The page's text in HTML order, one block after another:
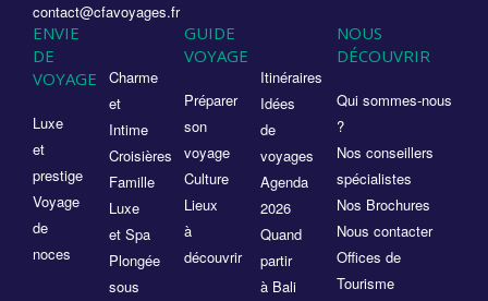
contact@cfavoyages.fr
ENVIE
DE
VOYAGE
Luxe
et
prestige
Voyage
de
noces
Charme
et
Intime
Croisières
Famille
Luxe
et Spa
Plongée
sous
GUIDE
VOYAGE
Préparer
son
voyage
Culture
Lieux
à
découvrir
Itinéraires
Idées
de
voyages
Agenda
2026
Quand
partir
à Bali
NOUS
DÉCOUVRIR
Qui sommes-nous
?
Nos conseillers
spécialistes
Nos Brochures
Nous contacter
Offices de
Tourisme